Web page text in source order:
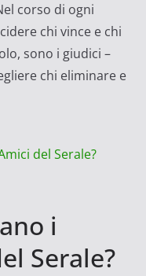
corso di ogni
chi vince e chi
sono i giudici –
chi eliminare e
del Serale?
i
Serale?